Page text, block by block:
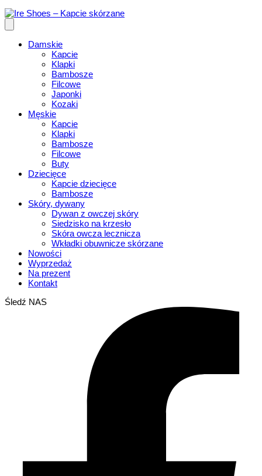
Damskie
Kapcie
Klapki
Bambosze
Filcowe
Japonki
Kozaki
Męskie
Kapcie
Klapki
Bambosze
Filcowe
Buty
Dziecięce
Kapcie dziecięce
Bambosze
Skóry, dywany
Dywan z owczej skóry
Siedzisko na krzesło
Skóra owcza lecznicza
Wkładki obuwnicze skórzane
Nowości
Wyprzedaż
Na prezent
Kontakt
Śledź NAS